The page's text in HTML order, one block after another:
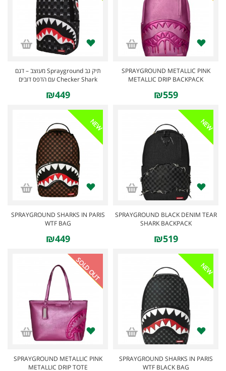
SPRAYGROUND METALLIC PINK
METALLIC DRIP BACKPACK
₪559
תיק גב Sprayground מעוצב – דגם
Checker Shark עם הדפס דובים
₪449
NEW
SPRAYGROUND BLACK DENIM TEAR
SHARK BACKPACK
₪519
NEW
SPRAYGROUND SHARKS IN PARIS
WTF BAG
₪449
NEW
SPRAYGROUND SHARKS IN PARIS
WTF BLACK BAG
SOLD OUT
SPRAYGROUND METALLIC PINK
METALLIC DRIP TOTE